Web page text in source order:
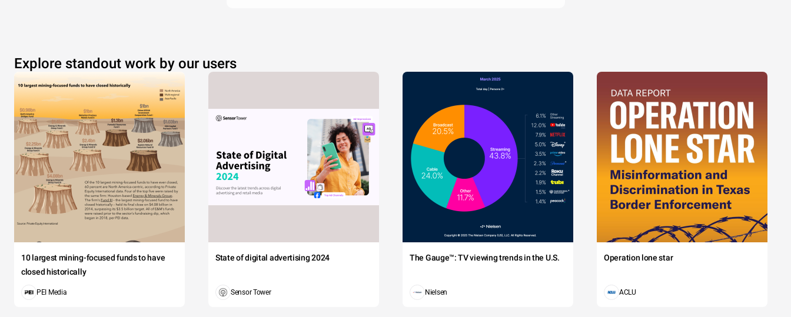
Explore standout work by our users
10 largest mining-focused funds to have
closed historically
PEI Media
State of digital advertising 2024
Sensor Tower
The Gauge™: TV viewing trends in the U.S.
Nielsen
Operation lone star
ACLU